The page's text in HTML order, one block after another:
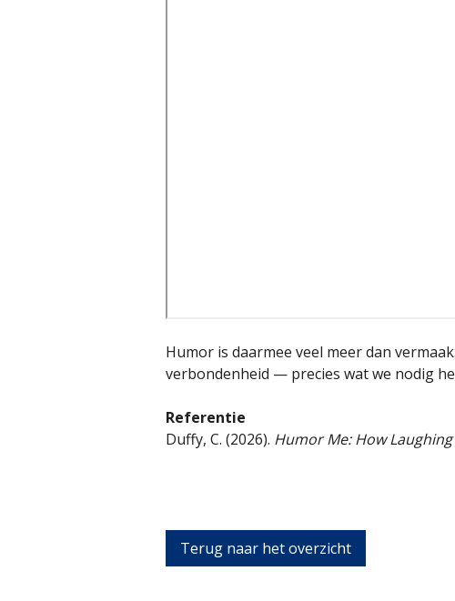
Humor is daarmee veel meer dan
verbondenheid — precies wat we nodig
Referentie
Duffy, C. (2026). Humor Me: How
Terug naar het overzicht